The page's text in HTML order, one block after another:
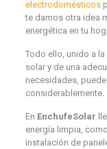
electrodomésticos
te damos otra idea
energética en tu
Todo ello, unido a
solar y de una
necesidades,
considerablemente.
En EnchufeSolar
energía limpia,
instalación de